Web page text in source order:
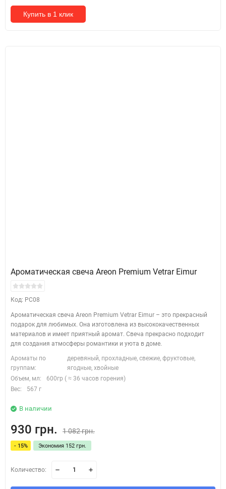
Купить в 1 клик
Ароматическая свеча Areon Premium Vetrar Eimur
Код: PC08
Ароматическая свеча Areon Premium Vetrar Eimur – это прекрасный
подарок для любимых. Она изготовлена из высококачественных
материалов и имеет приятный аромат. Свеча прекрасно подходит
для создания атмосферы романтики и уюта в доме.
Ароматы по
группам:
деревяный, прохладные, свежие, фруктовые,
ягодные, хвойные
Объем, мл:
600гр ( ≈ 36 часов горения)
Вес:
567 г
В наличии
930 грн. 1 082 грн.
- 15% Экономия 152 грн.
Количество: